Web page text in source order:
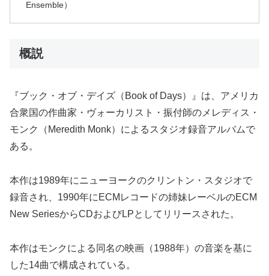
Ensemble）
概説
『ブック・オブ・デイズ（Book of Days）』は、アメリカ
合衆国の作曲家・ヴォーカリスト・振付師のメレディス・
モンク（Meredith Monk）によるスタジオ録音アルバムで
ある。
本作は1989年にニューヨークのクリントン・スタジオで
録音され、1990年にECMレコードの姉妹レーベルのECM
New SeriesからCDおよびLPとしてリリースされた。
本作はモンクによる同名の映画（1988年）の音楽を基に
した14曲で構成されている。